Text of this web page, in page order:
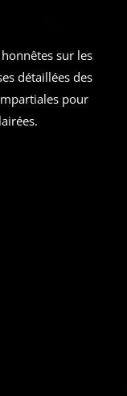
sur les
détaillées des
pour